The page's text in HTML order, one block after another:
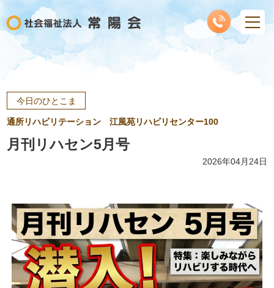
今日のひとこま
通所リハビリテーション 江風苑リハビリセンター100
月刊リハセン5月号
2026年04月24日